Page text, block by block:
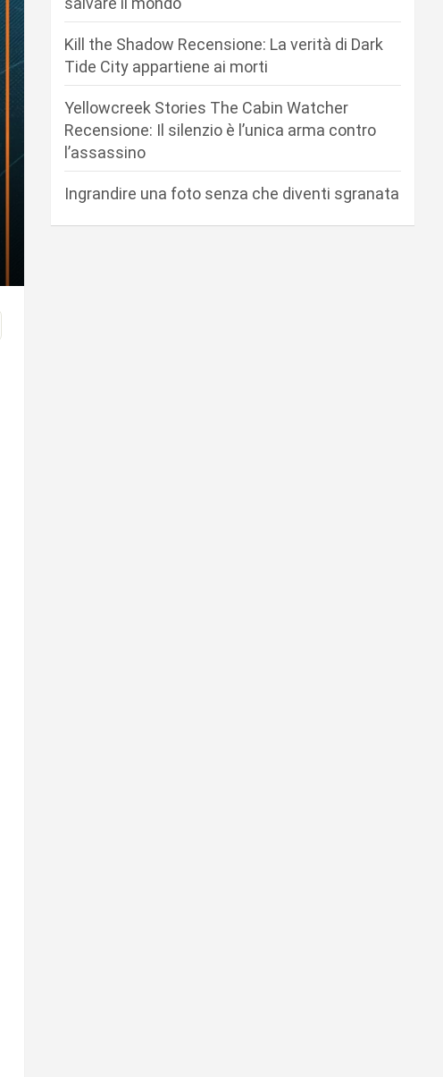
Kill the Shadow Recensione: La verità di Dark
Tide City appartiene ai morti
Yellowcreek Stories The Cabin Watcher
Recensione: Il silenzio è l’unica arma contro
l’assassino
Ingrandire una foto senza che diventi sgranata